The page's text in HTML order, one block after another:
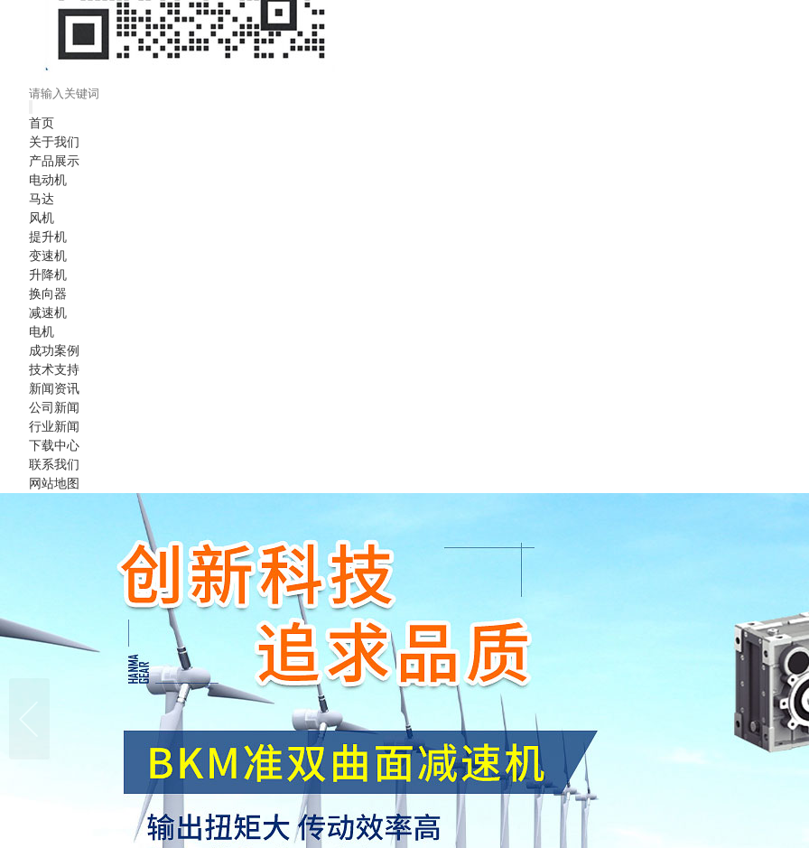
首页
关于我们
产品展示
电动机
马达
风机
提升机
变速机
升降机
换向器
减速机
电机
成功案例
技术支持
新闻资讯
公司新闻
行业新闻
下载中心
联系我们
网站地图
